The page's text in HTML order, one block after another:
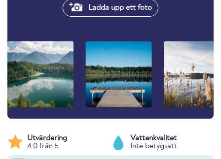
Ladda upp ett foto
Utvärdering
4.0 från 5
Vattenkvalitet
Inte betygsatt